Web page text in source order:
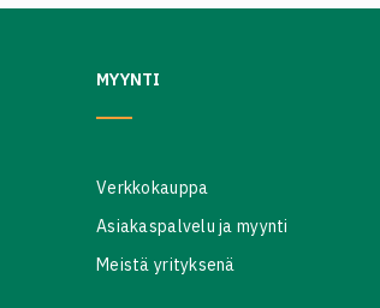
MYYNTI
Verkkokauppa
Asiakaspalvelu ja myynti
Meistä yrityksenä